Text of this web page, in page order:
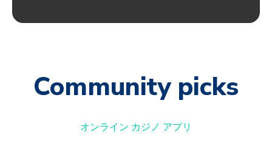
Community picks
オンライン カジノ アプリ